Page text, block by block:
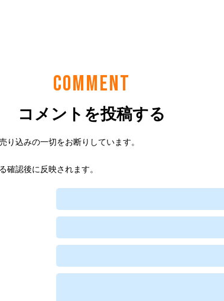
COMMENT
コメントを投稿する
り込みの一切をお断りしています。
確認後に反映されます。